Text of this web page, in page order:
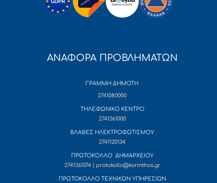
ΑΝΑΦΟΡΑ ΠΡΟΒΛΗΜΑΤΩΝ
ΓΡΑΜΜΗ ΔΗΜΟΤΗ
2741080000
ΤΗΛΕΦΩΝΙΚΟ ΚΕΝΤΡΟ
2741361000
ΒΛΑΒΕΣ ΗΛΕΚΤΡΟΦΩΤΙΣΜΟΥ
2741120134
ΠΡΩΤΟΚΟΛΛΟ ΔΗΜΑΡΧΕΙΟΥ
2741361074 | protokollo@korinthos.gr
ΠΡΩΤΟΚΟΛΛΟ ΤΕΧΝΙΚΩΝ ΥΠΗΡΕΣΙΩΝ